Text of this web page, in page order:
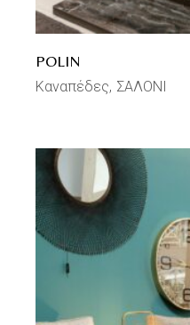
POLIN
Καναπέδες ΣΑΛΟΝΙ